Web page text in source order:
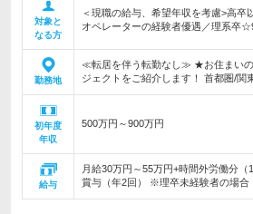
対象と
なる方
＜現職の給与、希望年収を考慮>高卒
オペレーターの経験者優遇／理系卒
勤務地
≪転居を伴う転勤なし≫ ★お住まいの
ジェクトをご紹介します！ 首都圏/関
初年度
年収
500万円～900万円
給与
月給30万円～55万円+時間外労働分（
賞与（年2回） ※理卒未経験者の場合